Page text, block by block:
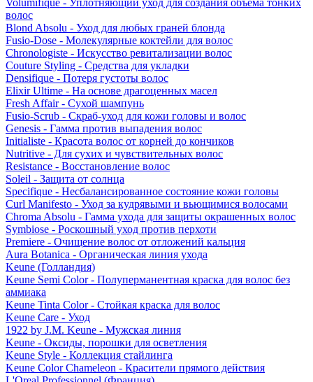
Volumifique - Уплотняющий уход для создания объема тонких
волос
Blond Absolu - Уход для любых граней блонда
Fusio-Dose - Молекулярные коктейли для волос
Chronologiste - Искусство ревитализации волос
Couture Styling - Средства для укладки
Densifique - Потеря густоты волос
Elixir Ultime - На основе драгоценных масел
Fresh Affair - Сухой шампунь
Fusio-Scrub - Скраб-уход для кожи головы и волос
Genesis - Гамма против выпадения волос
Initialiste - Красота волос от корней до кончиков
Nutritive - Для сухих и чувствительных волос
Resistance - Восстановление волос
Soleil - Защита от солнца
Specifique - Несбалансированное состояние кожи головы
Curl Manifesto - Уход за кудрявыми и вьющимися волосами
Chroma Absolu - Гамма ухода для защиты окрашенных волос
Symbiose - Роскошный уход против перхоти
Premiere - Очищение волос от отложений кальция
Aura Botanica - Органическая линия ухода
Keune (Голландия)
Keune Semi Color - Полуперманентная краска для волос без
аммиака
Keune Tinta Color - Стойкая краска для волос
Keune Care - Уход
1922 by J.M. Keune - Мужская линия
Keune - Оксиды, порошки для осветления
Keune Style - Коллекция стайлинга
Keune Color Chameleon - Красители прямого действия